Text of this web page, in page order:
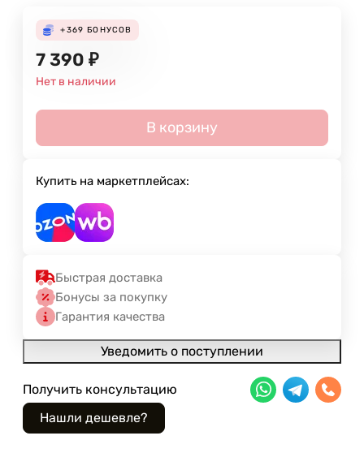
+369 БОНУСОВ
7 390 ₽
Нет в наличии
В корзину
Купить на маркетплейсах:
Быстрая доставка
Бонусы за покупку
Гарантия качества
Уведомить о поступлении
Получить консультацию